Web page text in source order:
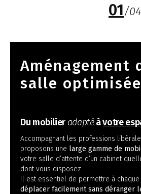
01/04
Aménagement
salle optimisée
Du mobilier adaptéàvotre
Accompagnant les professions
proposons une large gamme de
votre salle d’attente d’un cabinet
dont vous disposez.
Il est essentiel de permettre à chaque
déplacer facilement sans déranger